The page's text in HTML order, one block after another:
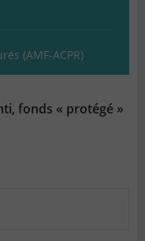
(AMF-ACPR)
fonds « protégé »